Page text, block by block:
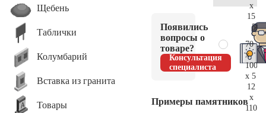
Щебень
Таблички
Колумбарий
Вставка из гранита
Товары
Появились
вопросы о
товаре?
Консультация
специалиста
Примеры памятников
x
15
70
x
100
x 5
12
x
110